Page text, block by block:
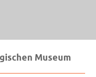
Museum